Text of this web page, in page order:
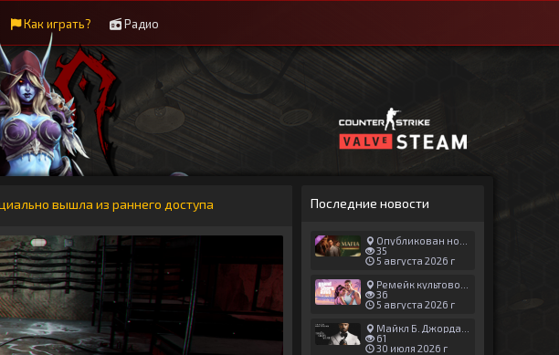
Как играть? Радио
вышла из раннего доступа Последние новости
Опубликован новый геймплей Man of Honor для Mafia: The Old Country
35
5 августа 2026 г
Ремейк культовой японской игры задержали ради выхода GTA 6
36
5 августа 2026 г
Майкл Б. Джордан сыграл главную роль в новой «Афере Томаса Крауна»
61
30 июля 2026 г